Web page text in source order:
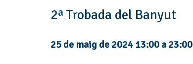
2ª Trobada del Banyut
25 de maig de 2024 13:00 a23:00